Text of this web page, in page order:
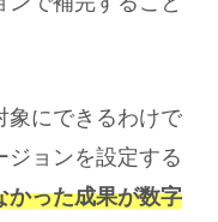
象にできるわけで
ジョンを設定する
かった成果が数字